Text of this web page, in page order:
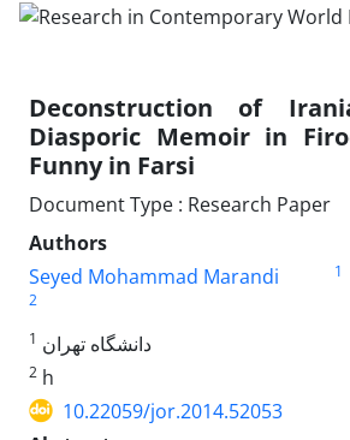
Deconstruction of
Diasporic Memoir in
Funny in Farsi
Document Type : Research Paper
Authors
Seyed Mohammad Marandi
1
2
1 دانشگاه تهران
2 h
10.22059/jor.2014.52053